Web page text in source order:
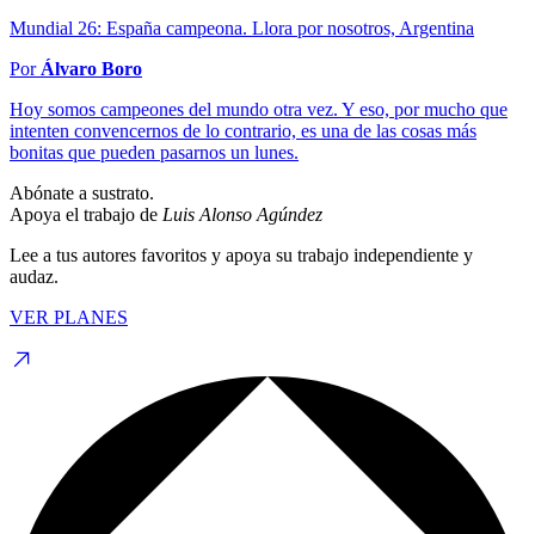
Mundial 26: España campeona. Llora por nosotros, Argentina
Por Álvaro Boro
Hoy somos campeones del mundo otra vez. Y eso, por mucho que
intenten convencernos de lo contrario, es una de las cosas más
bonitas que pueden pasarnos un lunes.
Abónate a sustrato.
Apoya el trabajo de Luis Alonso Agúndez
Lee a tus autores favoritos y apoya su trabajo independiente y
audaz.
VER PLANES